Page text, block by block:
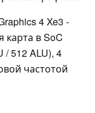
4 Xe3 -
карта в SoC
/ 512 ALU), 4
частотой